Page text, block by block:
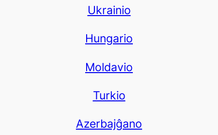
Ukrainio
Hungario
Moldavio
Turkio
Azerbajĝano